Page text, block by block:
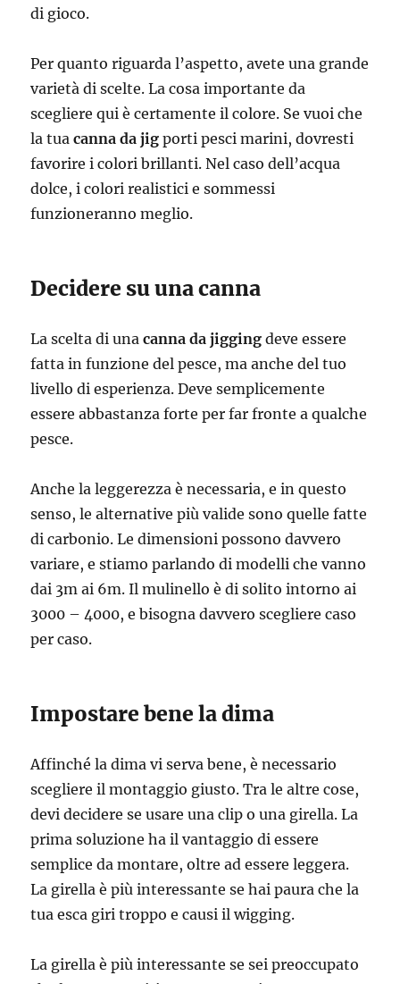
di gioco.
Per quanto riguarda l’aspetto, avete una grande
varietà di scelte. La cosa importante da
scegliere qui è certamente il colore. Se vuoi che
la tuacanna da jig porti pesci marini, dovresti
favorire i colori brillanti. Nel caso dell’acqua
dolce, i colori realistici e sommessi
funzioneranno meglio.
Decidere su una canna
La scelta di unacanna da jigging deve essere
fatta in funzione del pesce, ma anche del tuo
livello di esperienza. Deve semplicemente
essere abbastanza forte per far fronte a qualche
pesce.
Anche la leggerezza è necessaria, e in questo
senso, le alternative più valide sono quelle fatte
di carbonio. Le dimensioni possono davvero
variare, e stiamo parlando di modelli che vanno
dai 3m ai 6m. Il mulinello è di solito intorno ai
3000 – 4000, e bisogna davvero scegliere caso
per caso.
Impostare bene la dima
Affinché la dima vi serva bene, è necessario
scegliere il montaggio giusto. Tra le altre cose,
devi decidere se usare una clip o una girella. La
prima soluzione ha il vantaggio di essere
semplice da montare, oltre ad essere leggera.
La girella è più interessante se hai paura che la
tua esca giri troppo e causi il wigging.
La girella è più interessante se sei preoccupato